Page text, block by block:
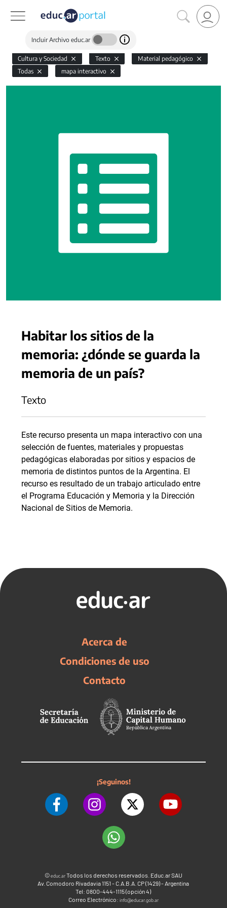
Incluir Archivo educ.ar
Cultura y Sociedad Texto
Material pedagógico
Todas
mapa interactivo
Habitar los sitios de la
memoria: ¿dónde se guarda la
memoria de un país?
Texto
Este recurso presenta un mapa interactivo con una
selección de fuentes, materiales y propuestas
pedagógicas elaboradas por sitios y espacios de
memoria de distintos puntos de la Argentina. El
recurso es resultado de un trabajo articulado entre
el Programa Educación y Memoria y la Dirección
Nacional de Sitios de Memoria.
Acerca de
Condiciones de uso
Contacto
¡Seguinos!
©educ.arTodos los derechos reservados. Educ.ar SAU
Av. Comodoro Rivadavia 1151 - C.A.B.A. CP (1429) - Argentina
Tel: 0800-444-1115 (opción 4)
Correo Electrónico: info@educar.gob.ar